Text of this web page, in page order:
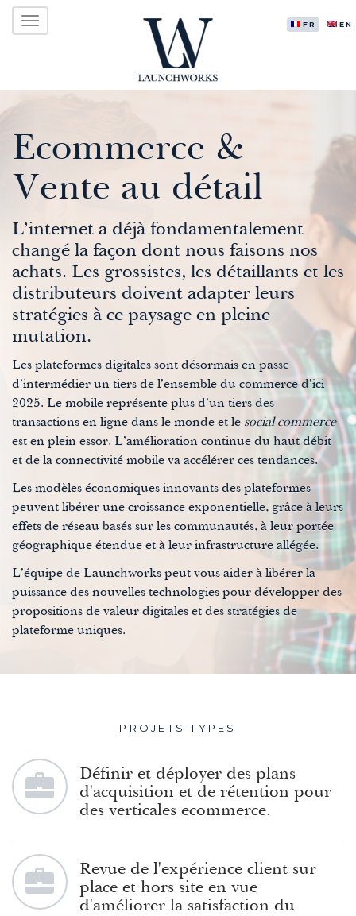
Menu
Atteindre
LAUNCHWORKS VENTURES LTD.
Ecommerce &
Vente au détail
L’internet a déjà fondamentalement
changé la façon dont nous faisons nos
achats. Les grossistes, les détaillants et les
distributeurs doivent adapter leurs
stratégies à ce paysage en pleine
mutation.
Les plateformes digitales sont désormais en passe
d’intermédier un tiers de l’ensemble du commerce d’ici
2025. Le mobile représente plus d’un tiers des
transactions en ligne dans le monde et le social commerce
est en plein essor. L’amélioration continue du haut débit
et de la connectivité mobile va accélérer ces tendances.
Les modèles économiques innovants des plateformes
peuvent libérer une croissance exponentielle, grâce à leurs
effets de réseau basés sur les communautés, à leur portée
géographique étendue et à leur infrastructure allégée.
L’équipe de Launchworks peut vous aider à libérer la
puissance des nouvelles technologies pour développer des
propositions de valeur digitales et des stratégies de
plateforme uniques.
PROJETS TYPES
Définir et déployer des plans
d'acquisition et de rétention pour
des verticales ecommerce.
Revue de l'expérience client sur
place et hors site en vue
d'améliorer la satisfaction du